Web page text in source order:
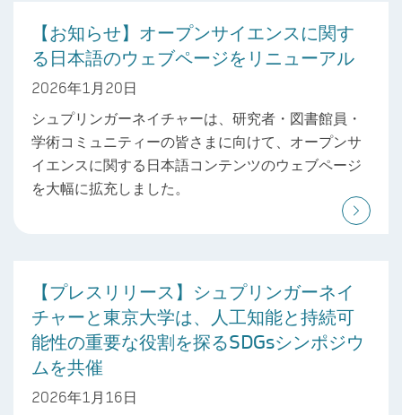
【お知らせ】オープンサイエンスに関す
る日本語のウェブページをリニューアル
2026年1月20日
シュプリンガーネイチャーは、研究者・図書館員・
学術コミュニティーの皆さまに向けて、オープンサ
イエンスに関する日本語コンテンツのウェブページ
を大幅に拡充しました。
【プレスリリース】シュプリンガーネイ
チャーと東京大学は、人工知能と持続可
能性の重要な役割を探るSDGsシンポジウ
ムを共催
2026年1月16日